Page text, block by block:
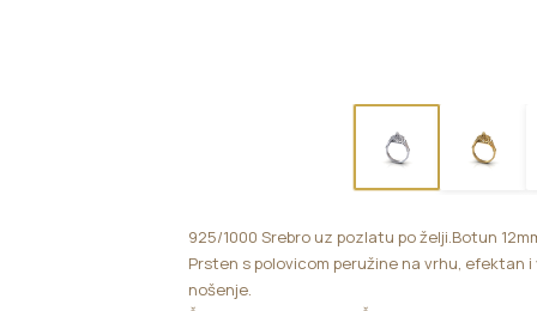
925/1000 Srebro uz pozlatu po želji.Botun
Prsten s polovicom peružine na vrhu, efektan
nošenje.